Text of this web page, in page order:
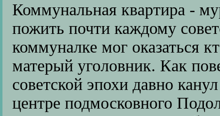
Коммунальная квартира -
пожить почти каждому
коммуналке мог оказаться
матерый уголовник. Как
советской эпохи давно
центре подмосковного